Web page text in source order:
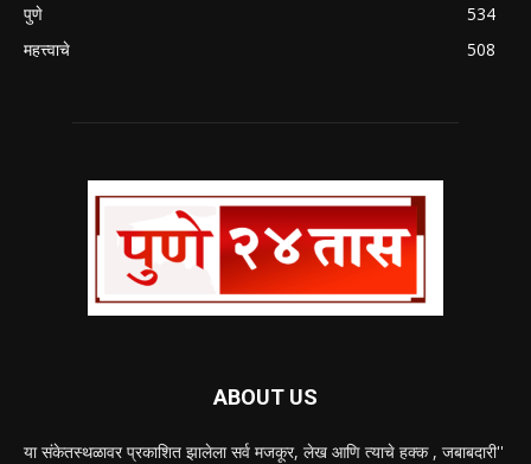
पुणे
534
महत्त्वाचे
508
ABOUT US
या संकेतस्थळावर प्रकाशित झालेला सर्व मजकूर, लेख आणि त्याचे हक्क , जबाबदारी''